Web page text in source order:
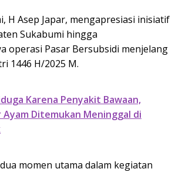
H Asep Japar, mengapresiasi inisiatif
Sukabumi hingga
operasi Pasar Bersubsidi menjelang
1446 H/2025 M.
Karena Penyakit Bawaan,
Ayam Ditemukan Meninggal di
momen utama dalam kegiatan